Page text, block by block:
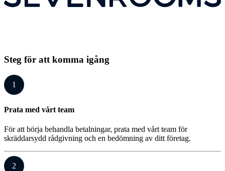
Steg för att komma igång
1
Prata med vårt team
För att börja behandla betalningar, prata med vårt team för
skräddarsydd rådgivning och en bedömning av ditt företag.
2